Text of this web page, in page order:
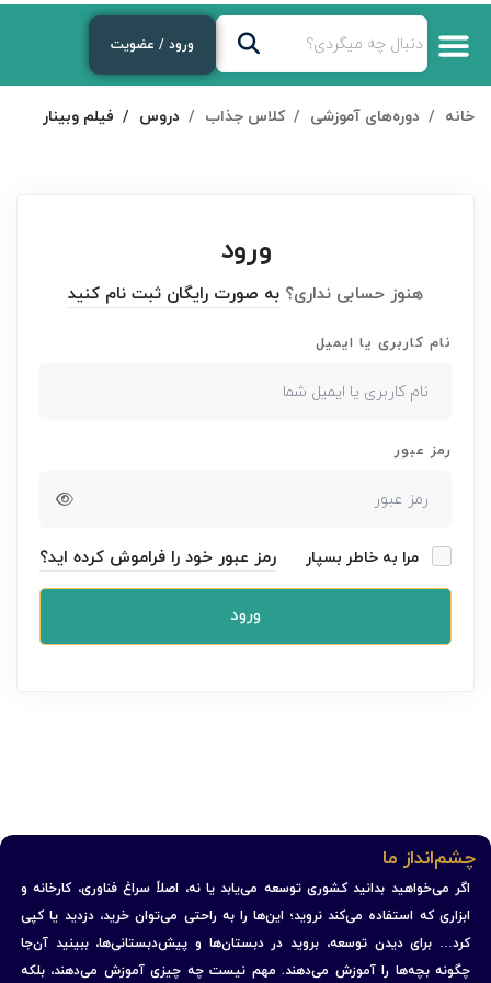
ورود / عضویت
خانه دوره‌های آموزشی کلاس جذاب دروس فیلم وبینار
ورود
هنوز حسابی نداری؟ به صورت رایگان ثبت نام کنید
نام کاربری یا ایمیل
رمز عبور
مرا به خاطر بسپار رمز عبور خود را فراموش کرده اید؟
ورود
چشم‌انداز ما
اگر می‌خواهید بدانید کشوری توسعه می‌یابد یا نه، اصلاً سراغ فناوری، کارخانه و
ابزاری که استفاده می‌کند نروید؛ این‌ها را به راحتی می‌توان خرید، دزدید یا کپی
کرد… برای دیدن توسعه، بروید در دبستان‌ها و پیش‌دبستانی‌ها، ببینید آن‌جا
چگونه بچه‌ها را آموزش می‌دهند. مهم نیست چه چیزی آموزش می‌دهند، بلکه